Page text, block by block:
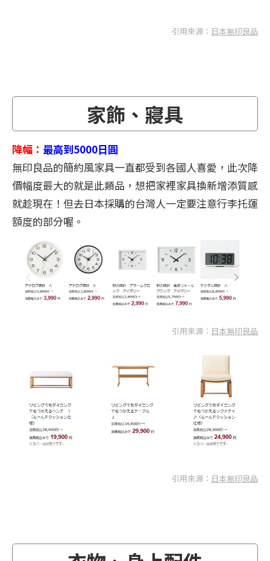
引用來源： 日本無印良品
家飾、寢具
降幅： 最高到5000日圓
無印良品的簡約風家具一直都受到各國人喜愛，此次降
價幅度最大的就是此類品，想把家裡家具換新增添質感
就趁現在！但去日本採購的台灣人一定要注意行李托運
額度的部分喔。
引用來源： 日本無印良品
引用來源： 日本無印良品